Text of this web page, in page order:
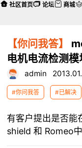
【你问我答】
电机电流检测模
admin
#你问我答 #已解决
有客户提出是否能
shield 和 Romeo
社区首页 论坛 商城